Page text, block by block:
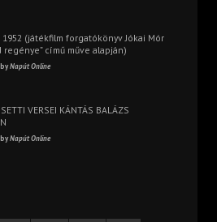
(játékfilm forgatókönyv Jókai Mór
regénye” című műve alapján)
Napút Online
VERSEI KÁNTÁS BALÁZS
Napút Online